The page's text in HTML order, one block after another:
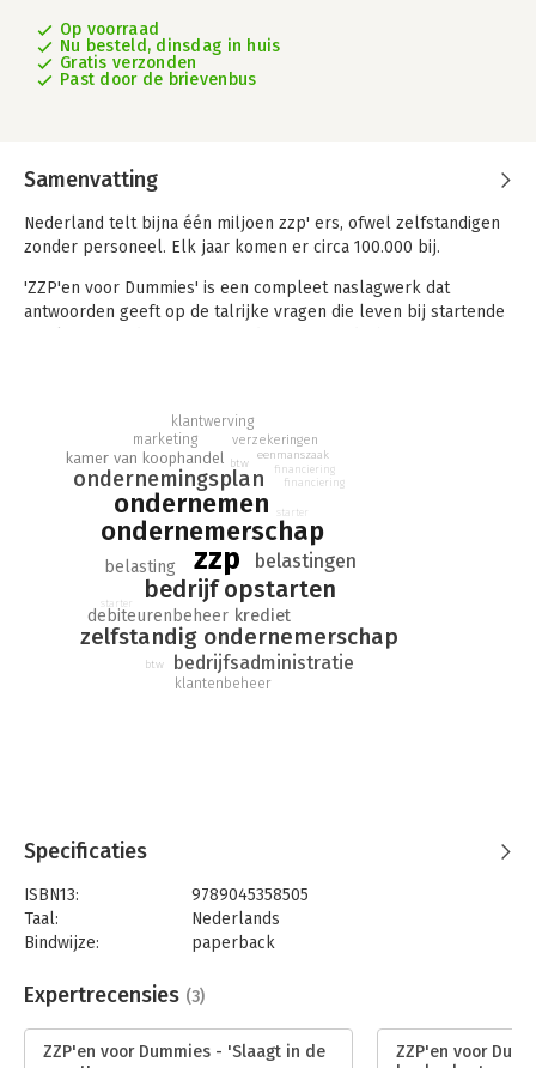
Op voorraad
Nu besteld, dinsdag in huis
Gratis verzonden
Past door de brievenbus
Samenvatting
Nederland telt bijna één miljoen zzp' ers, ofwel zelfstandigen
zonder personeel. Elk jaar komen er circa 100.000 bij.
'ZZP'en voor Dummies' is een compleet naslagwerk dat
antwoorden geeft op de talrijke vragen die leven bij startende
de dagelijkse praktijk van de zzp' er geen geheimen meer voor
zzp
ondernemerschap
bedrijf opstarten
ondernemen
zelfstandig ondernemerschap
ondernemingsplan
bedrijfsadministratie
belastingen
belasting
krediet
kamer van koophandel
debiteurenbeheer
marketing
klantwerving
klantenbeheer
verzekeringen
eenmanszaak
financiering
btw
starter
financiering
btw
starter
Specificaties
ISBN13:
9789045358505
Taal:
Nederlands
Bindwijze:
paperback
Uitgever:
BBNC Uitgevers
Verschijningsdatum:
17-4-2023
Expertrecensies (3)
ZZP'en voor Dummies - 'Slaagt in de
ZZP'en voor